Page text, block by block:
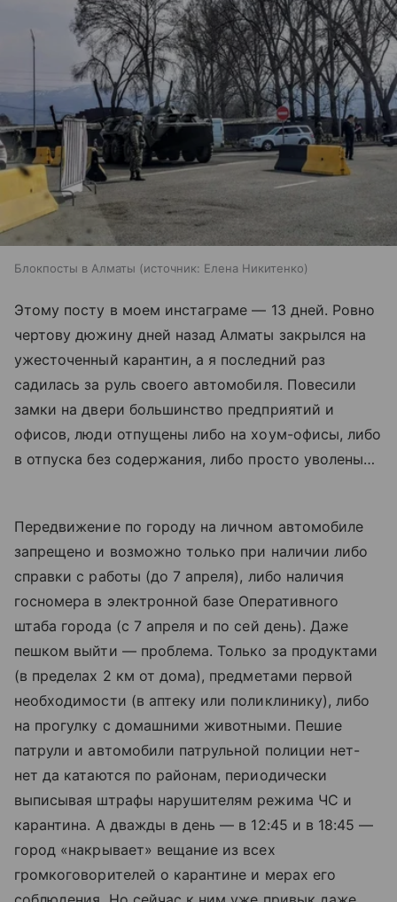
Блокпосты в Алматы источник: Елена Никитенко
Этому посту в моем инстаграме — 13 дней. Ровно
чертову дюжину дней назад Алматы закрылся на
ужесточенный карантин, а я последний раз
садилась за руль своего автомобиля. Повесили
замки на двери большинство предприятий и
офисов, люди отпущены либо на хоум-офисы, либо
в отпуска без содержания, либо просто уволены…
Передвижение по городу на личном автомобиле
запрещено и возможно только при наличии либо
справки с работы (до 7 апреля), либо наличия
госномера в электронной базе Оперативного
штаба города (с 7 апреля и по сей день). Даже
пешком выйти — проблема. Только за продуктами
(в пределах 2 км от дома), предметами первой
необходимости (в аптеку или поликлинику), либо
на прогулку с домашними животными. Пешие
патрули и автомобили патрульной полиции нет-
нет да катаются по районам, периодически
выписывая штрафы нарушителям режима ЧС и
карантина. А дважды в день — в 12:45 и в 18:45 —
город «накрывает» вещание из всех
громкоговорителей о карантине и мерах его